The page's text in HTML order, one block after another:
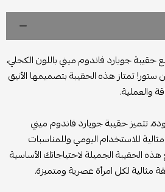
حقيبة جويارد فاندوم ميني باللون الكحلي،
ستور! تمتاز هذه الحقيبة بتصميمها الأنيق
والعملية.
تتميز حقيبة جويارد فاندوم ميني
للاستخدام اليومي وللمناسبات
الحقيبة الجميلة لاحتياجاتك الأساسية
مثالية لكل امرأة عصرية ومتميزة.